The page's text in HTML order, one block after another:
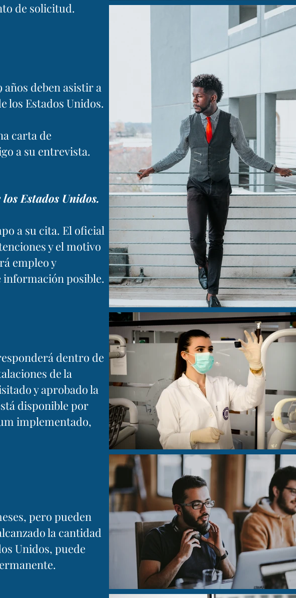
de solicitud.
años deben asistir a
los Estados Unidos.
carta de
a su entrevista.
Estados Unidos.
a su cita. El oficial
y el motivo
empleo y
información posible.
dentro de
de la
y aprobado la
disponible por
implementado,
pero pueden
la cantidad
Unidos, puede